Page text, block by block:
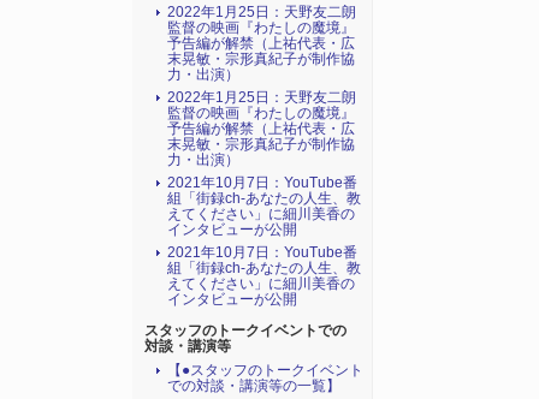
2022年1月25日：天野友二朗
監督の映画『わたしの魔境』
予告編が解禁（上祐代表・広
末晃敏・宗形真紀子が制作協
力・出演）
2022年1月25日：天野友二朗
監督の映画『わたしの魔境』
予告編が解禁（上祐代表・広
末晃敏・宗形真紀子が制作協
力・出演）
2021年10月7日：YouTube番
組「街録ch-あなたの人生、教
えてください」に細川美香の
インタビューが公開
2021年10月7日：YouTube番
組「街録ch-あなたの人生、教
えてください」に細川美香の
インタビューが公開
スタッフのトークイベントでの
対談・講演等
【●スタッフのトークイベント
での対談・講演等の一覧】